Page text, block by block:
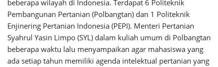
beberapa wilayah di Indonesia. Terdapat 6 Politeknik
Pembangunan Pertanian (Polbangtan) dan 1 Politeknik
Enjinering Pertanian Indonesia (PEPI). Menteri Pertanian
Syahrul Yasin Limpo (SYL) dalam kuliah umum di Polbangtan
beberapa waktu lalu menyampaikan agar mahasiswa yang
ada setiap tahun memiliki agenda intelektual pertanian yang